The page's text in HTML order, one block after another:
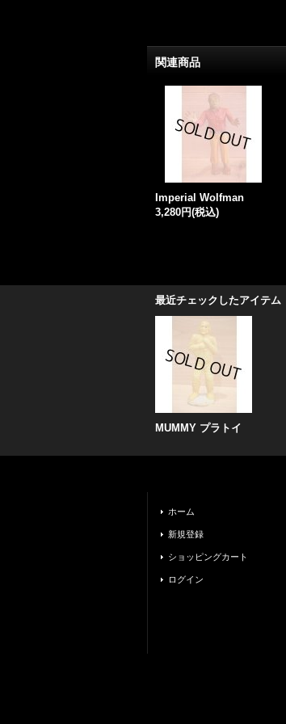
関連商品
Imperial Wolfman
3,280円(税込)
最近チェックしたアイテム
MUMMY プラトイ
ホーム
新規登録
ショッピングカート
ログイン